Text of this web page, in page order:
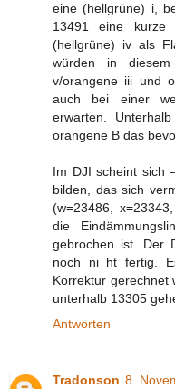
eine (hellgrüne) i,
13491 eine
(hellgrüne) iv als
würden in
v/orangene iii und
auch bei einer
erwarten.
orangene B das
Im DJI scheint sich
bilden, das sich
(w=23486,
die
gebrochen ist. Der
noch ni ht fertig.
Korrektur gerechnet
unterhalb 13305
Antworten
Tradonson 8.